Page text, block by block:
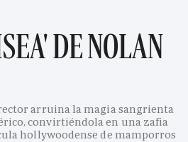
DE NOLAN
arruina la magia sangrienta
convirtiéndola en una zafia
hollywoodense de mamporros